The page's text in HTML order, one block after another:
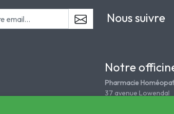
Nous suivre
Notre
Pharmacie
37 avenue Lowendal